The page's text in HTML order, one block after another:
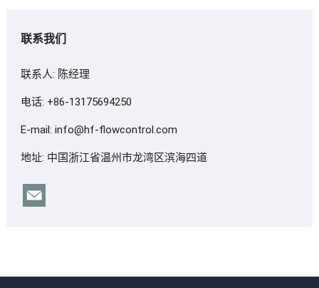
联系我们
联系人: 陈经理
电话: +86-13175694250
E-mail: info@hf-flowcontrol.com
地址: 中国浙江省温州市龙湾区滨海四道